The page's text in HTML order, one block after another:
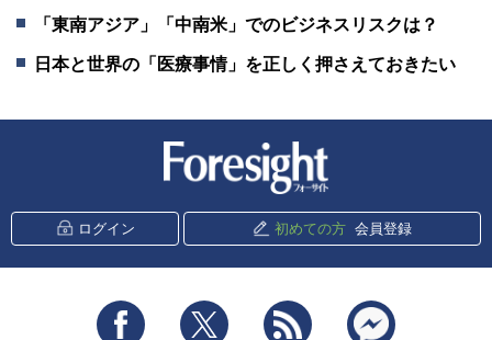
「東南アジア」「中南米」でのビジネスリスクは？
日本と世界の「医療事情」を正しく押さえておきたい
ログイン 初めての方 会員登録
Facebook Twitter RSS